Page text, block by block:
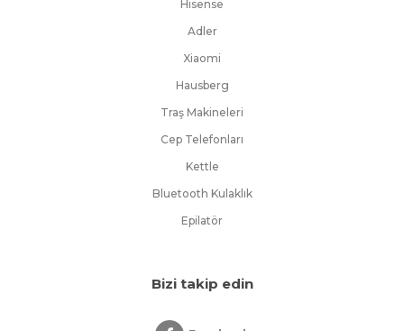
Hisense
Adler
Xiaomi
Hausberg
Traş Makineleri
Cep Telefonları
Kettle
Bluetooth Kulaklık
Epilatör
Bizi takip edin